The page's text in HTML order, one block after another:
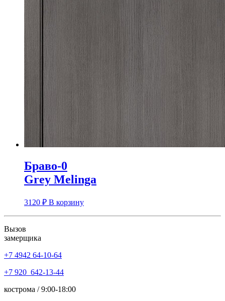
Браво-0
Grey Melinga
3120 ₽ В корзину
Вызов
замерщика
+7 4942 64-10-64
+7 920 642-13-44
кострома / 9:00-18:00